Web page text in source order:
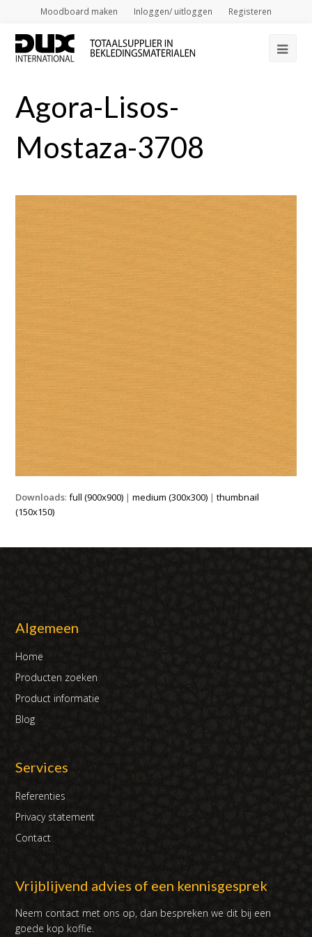
Moodboard maken Inloggen/ uitloggen Registeren
Agora-Lisos-
Mostaza-3708
Downloads:full (900x900) |medium (300x300) |thumbnail
(150x150)
Algemeen
Home
Producten zoeken
Product informatie
Blog
Services
Referenties
Privacy statement
Contact
Vrijblijvend advies of een kennisgesprek
Neem contact met ons op, dan bespreken we dit bij een
goede kop koffie.